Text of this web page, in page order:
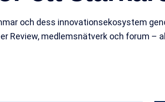
och dess innovationsekosystem
Review, medlemsnätverk och forum